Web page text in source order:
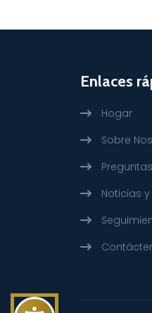
Enlaces
Hogar
Sobre
Noticias